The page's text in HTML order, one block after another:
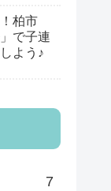
柏市
で子連
よう♪
7